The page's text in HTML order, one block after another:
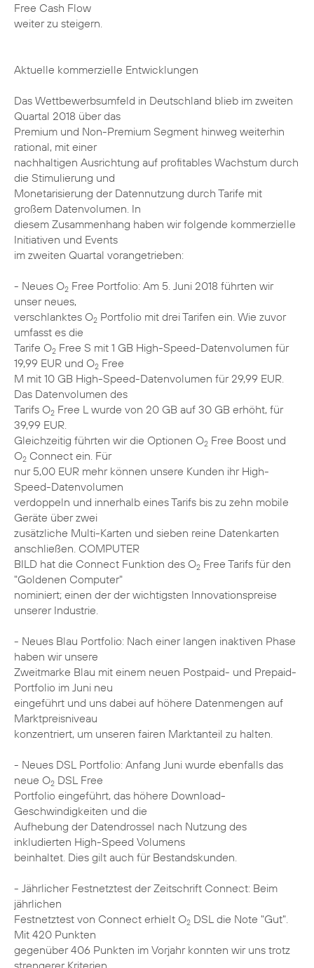
Free Cash Flow
weiter zu steigern.
Aktuelle kommerzielle Entwicklungen
Das Wettbewerbsumfeld in Deutschland blieb im zweiten
Quartal 2018 über das
Premium und Non-Premium Segment hinweg weiterhin
rational, mit einer
nachhaltigen Ausrichtung auf profitables Wachstum durch
die Stimulierung und
Monetarisierung der Datennutzung durch Tarife mit
großem Datenvolumen. In
diesem Zusammenhang haben wir folgende kommerzielle
Initiativen und Events
im zweiten Quartal vorangetrieben:
- Neues O2 Free Portfolio: Am 5. Juni 2018 führten wir
unser neues,
verschlanktes O2 Portfolio mit drei Tarifen ein. Wie zuvor
umfasst es die
Tarife O2 Free S mit 1 GB High-Speed-Datenvolumen für
19,99 EUR und O2 Free
M mit 10 GB High-Speed-Datenvolumen für 29,99 EUR.
Das Datenvolumen des
Tarifs O2 Free L wurde von 20 GB auf 30 GB erhöht, für
39,99 EUR.
Gleichzeitig führten wir die Optionen O2 Free Boost und
O2 Connect ein. Für
nur 5,00 EUR mehr können unsere Kunden ihr High-
Speed-Datenvolumen
verdoppeln und innerhalb eines Tarifs bis zu zehn mobile
Geräte über zwei
zusätzliche Multi-Karten und sieben reine Datenkarten
anschließen. COMPUTER
BILD hat die Connect Funktion des O2 Free Tarifs für den
"Goldenen Computer"
nominiert; einen der der wichtigsten Innovationspreise
unserer Industrie.
- Neues Blau Portfolio: Nach einer langen inaktiven Phase
haben wir unsere
Zweitmarke Blau mit einem neuen Postpaid- und Prepaid-
Portfolio im Juni neu
eingeführt und uns dabei auf höhere Datenmengen auf
Marktpreisniveau
konzentriert, um unseren fairen Marktanteil zu halten.
- Neues DSL Portfolio: Anfang Juni wurde ebenfalls das
neue O2 DSL Free
Portfolio eingeführt, das höhere Download-
Geschwindigkeiten und die
Aufhebung der Datendrossel nach Nutzung des
inkludierten High-Speed Volumens
beinhaltet. Dies gilt auch für Bestandskunden.
- Jährlicher Festnetztest der Zeitschrift Connect: Beim
jährlichen
Festnetztest von Connect erhielt O2 DSL die Note "Gut".
Mit 420 Punkten
gegenüber 406 Punkten im Vorjahr konnten wir uns trotz
strengerer Kriterien